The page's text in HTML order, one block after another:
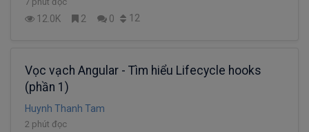
12.0K 2 0 12
Vọc vạch Angular - Tìm hiểu Lifecycle hooks
(phần 1)
Huynh Thanh Tam
2 phút đọc